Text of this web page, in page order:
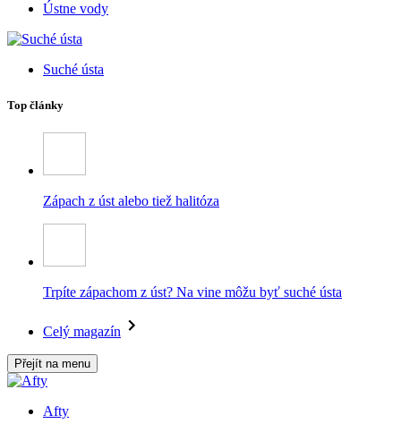
Ústne vody
Suché ústa
Top články
Zápach z úst alebo tiež halitóza
Trpíte zápachom z úst? Na vine môžu byť suché ústa
Celý magazín
Přejít na menu
Afty